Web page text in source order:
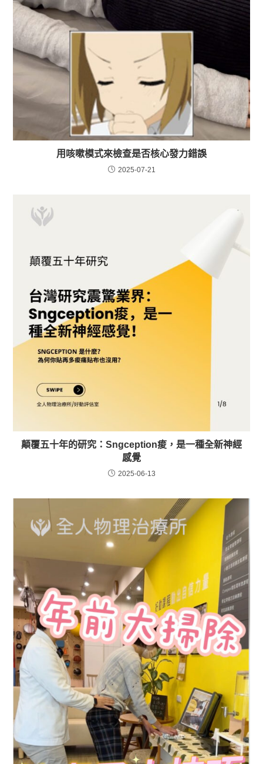
用咳嗽模式來檢查是否核心發力錯誤
2025-07-21
顛覆五十年的研究：Sngception痠，是一種全新神經
感覺
2025-06-13